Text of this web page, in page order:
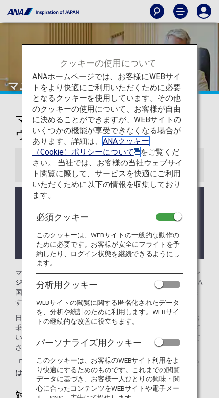
マニラ
マニラ-ニノイ・アキノ国際空港ラ
ウンジ
お知らせ
ラウンジ所有者がANAではない空港においては事前
ります。
ラウンジが所在する国や州により入室条件に制約が
ある場合があります。
マニラ-ニノイ・アキノ国際空港では、First Meridianラウン
ジ、PAGSSラウンジ をご利用いただけます。本ページはANA
国際線を利用される際のラウンジ入室基準を記載しておりま
す。
日本国外の空港にて、ANA国際線から他航空会社国内線にお
乗り継ぎの場合には、ラウンジ入室基準が異なる場合がござ
います。入室基準に関しては各運航会社にお問い合わせくだ
さい。
「ANA SUITE LOUNGE」ご利用券は、こちらのラウンジで
はご利用いただけません。
対象のお客様
クッキーの使用について
ANAホームページでは、お客様にWEBサイ
トをより快適にご利用いただくために必要
となるクッキーを使用しています。その他
のクッキーの使用について、お客様が自由
に決めることができますが、WEBサイトの
いくつかの機能が享受できなくなる場合が
あります。詳細は、 ANAクッキー
（Cookie）ポリシーについて
をご覧くだ
さい。 当社では、お客様の当社ウェブサイ
ト閲覧に際して、サービスを快適にご利用
いただくために以下の情報を収集しており
ます。
必須クッキー
このクッキーは、WEBサイトの一般的な動作の
ために必要です。お客様が安全にフライトを予
約したり、ログイン状態を継続できるようにし
ます。
分析用クッキー
WEBサイトの閲覧に関する匿名化されたデータ
を、分析や統計のために利用します。WEBサイ
トの継続的な改善に役立ちます。
パーソナライズ用クッキー
このクッキーは、お客様のWEBサイト利用をよ
り快適にするためのものです。これまでの閲覧
データに基づき、お客様一人ひとりの興味・関
心に合ったコンテンツをWEBサイトや電子メー